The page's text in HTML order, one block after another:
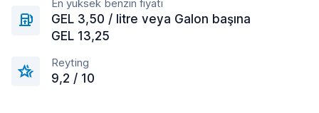
En yüksek benzin fiyatı
GEL 3,50 / litre veya Galon başına
GEL 13,25
Reyting
9,2 / 10